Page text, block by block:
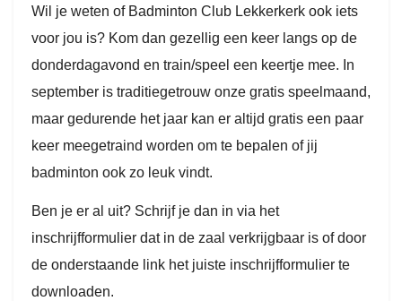
Wil je weten of Badminton Club Lekkerkerk ook iets
voor jou is? Kom dan gezellig een keer langs op de
donderdagavond en train/speel een keertje mee. In
september is traditiegetrouw onze gratis speelmaand,
maar gedurende het jaar kan er altijd gratis een paar
keer meegetraind worden om te bepalen of jij
badminton ook zo leuk vindt.
Ben je er al uit? Schrijf je dan in via het
inschrijfformulier dat in de zaal verkrijgbaar is of door
de onderstaande link het juiste inschrijfformulier te
downloaden.